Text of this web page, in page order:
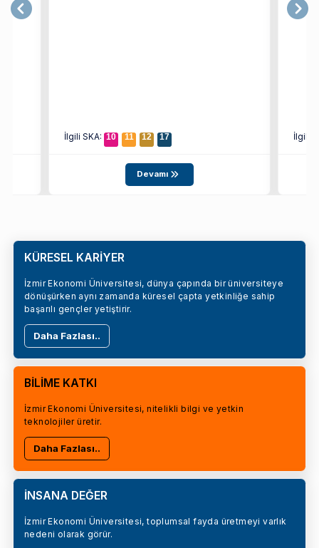
İlgili SKA: 10 11 12 17
Devamı
İlgili
KÜRESEL KARİYER
İzmir Ekonomi Üniversitesi, dünya çapında bir üniversiteye
dönüşürken aynı zamanda küresel çapta yetkinliğe sahip
başarılı gençler yetiştirir.
Daha Fazlası..
BİLİME KATKI
İzmir Ekonomi Üniversitesi, nitelikli bilgi ve yetkin
teknolojiler üretir.
Daha Fazlası..
İNSANA DEĞER
İzmir Ekonomi Üniversitesi, toplumsal fayda üretmeyi varlık
nedeni olarak görür.